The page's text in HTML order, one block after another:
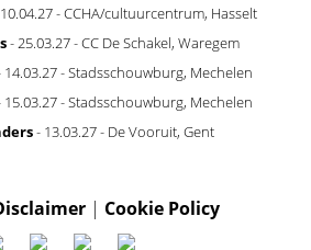
- CCHA/cultuurcentrum, Hasselt
- 25.03.27 - CC De Schakel, Waregem
14.03.27 - Stadsschouwburg, Mechelen
15.03.27 - Stadsschouwburg, Mechelen
- 13.03.27 - De Vooruit, Gent
| Cookie Policy